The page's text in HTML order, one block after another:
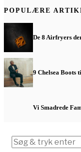
POPULÆRE
De 8 Airfryers
9 Chelsea Boots
Vi Smadrede